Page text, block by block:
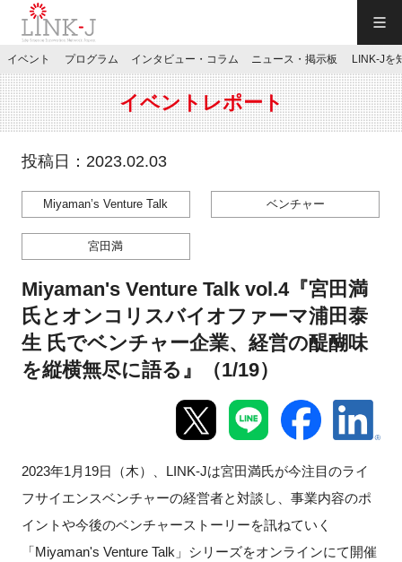
JP／EN
特別会員専用メニュー
お問い合わせ
マイページ
イベント
プログラム
イベント プログラム インタビュー・コラム ニュース・掲示板 LINK-Jを
イベントレポート
投稿日：2023.02.03
Miyaman’s Venture Talk ベンチャー
宮田満
Miyaman's Venture Talk vol.4『宮田満
氏とオンコリスバイオファーマ浦田泰
生 氏でベンチャー企業、経営の醍醐味
を縦横無尽に語る』（1/19）
2023年1 月 19日（木）、 LINK-Jは宮田満氏が今注目のライ
フサイエンスベンチャーの経営者と対談し、事業内容のポ
イントや今後のベンチャーストーリーを訊ねていく
「Miyaman's Venture Talk 」シリーズをオンラインにて開催